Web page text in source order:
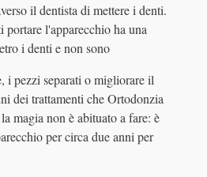
il dentista di mettere i denti.
portare l'apparecchio ha una
i denti e non sono
i pezzi separati o migliorare il
dei trattamenti che Ortodonzia
magia non è abituato a fare: è
per circa due anni per